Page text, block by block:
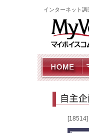
インターネット